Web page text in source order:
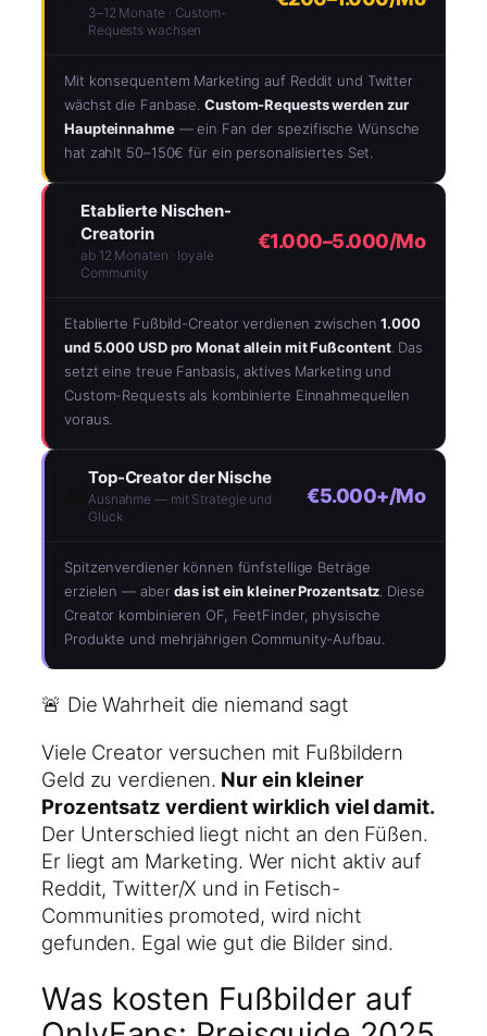
3–12 Monate · Custom-
Requests wachsen
Mit konsequentem Marketing auf Reddit und Twitter
wächst die Fanbase.Custom-Requests werden zur
Haupteinnahme— ein Fan der spezifische Wünsche
hat zahlt 50–150€ für ein personalisiertes Set.
Etablierte Nischen-
Creatorin
ab 12 Monaten · loyale
Community
€1.000–5.000/Mo
Etablierte Fußbild-Creator verdienen zwischen1.000
und 5.000 USD pro Monat allein mit Fußcontent. Das
setzt eine treue Fanbasis, aktives Marketing und
Custom-Requests als kombinierte Einnahmequellen
voraus.
Top-Creator der Nische
Ausnahme — mit Strategie und
Glück
€5.000+/Mo
Spitzenverdiener können fünfstellige Beträge
erzielen — aberdas ist ein kleiner Prozentsatz . Diese
Creator kombinieren OF, FeetFinder, physische
Produkte und mehrjährigen Community-Aufbau.
🚨 Die Wahrheit die niemand sagt
Viele Creator versuchen mit Fußbildern
Geld zu verdienen. Nur ein kleiner
Prozentsatz verdient wirklich viel damit.
Der Unterschied liegt nicht an den Füßen.
Er liegt am Marketing. Wer nicht aktiv auf
Reddit, Twitter/X und in Fetisch-
Communities promoted, wird nicht
gefunden. Egal wie gut die Bilder sind.
Was kosten Fußbilder auf